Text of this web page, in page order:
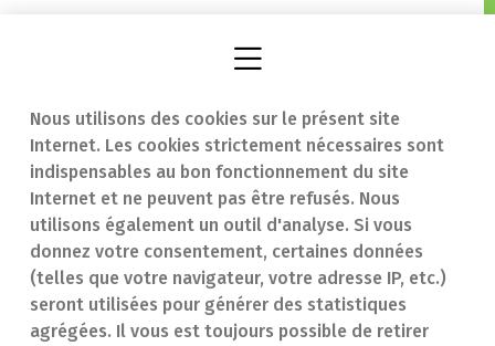
Nous utilisons des cookies sur le présent site
Internet. Les cookies strictement nécessaires sont
indispensables au bon fonctionnement du site
Internet et ne peuvent pas être refusés. Nous
utilisons également un outil d'analyse. Si vous
donnez votre consentement, certaines données
(telles que votre navigateur, votre adresse IP, etc.)
seront utilisées pour générer des statistiques
agrégées. Il vous est toujours possible de retirer
Trouver une
pharmacie
Notre expertise
Maladies
Médicaments
En cas d'urgence
Contact
Questions
fréquentes (FAQ)